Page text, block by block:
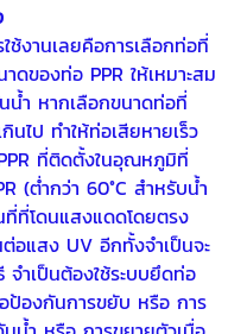
งานเลยคือการเลือกท่อที่
ดของท่อ PPR ให้เหมาะสม
น้ำ หากเลือกขนาดท่อที่
นไป ทำให้ท่อเสียหายเร็ว
ที่ติดตั้งในอุณหภูมิที่
(ต่ำกว่า 60°C สำหรับน้ำ
ที่โดนแสงแดดโดยตรง
อแสง UV อีกทั้งจำเป็นจะ
ำเป็นต้องใช้ระบบยึดท่อ
ป้องกันการขยับ หรือ การ